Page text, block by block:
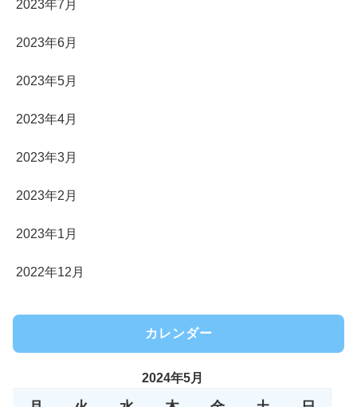
2023年7月
2023年6月
2023年5月
2023年4月
2023年3月
2023年2月
2023年1月
2022年12月
カレンダー
2024年5月